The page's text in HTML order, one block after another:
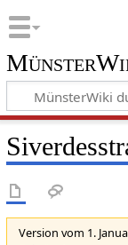
Version vom 1.